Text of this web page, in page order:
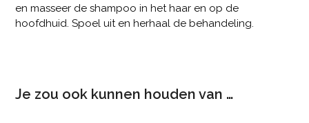
en masseer de shampoo in het haar en op de
hoofdhuid. Spoel uit en herhaal de behandeling.
Je zou ook kunnen houden van …